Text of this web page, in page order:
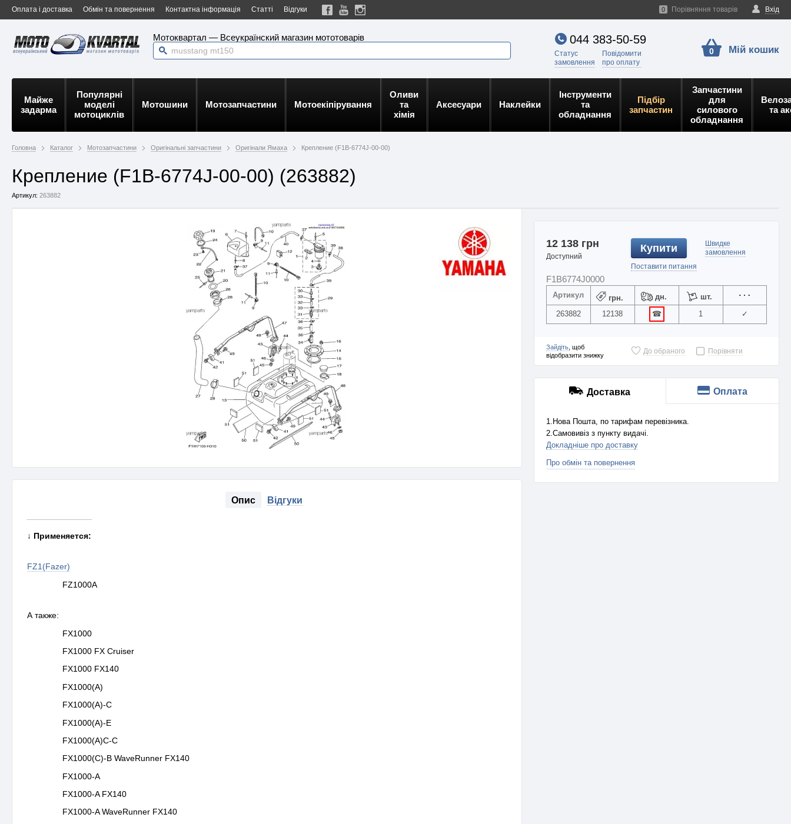
Оплата і доставка Обмін та повернення Контактна інформація Статті Відгуки Вхід
0 Порівняння товарів
Мотоквартал — Всеукраїнский магазин мототоварів 044 383-50-59
Статус
замовлення
Повідомити
про оплату
0 Мій кошик
Майже
задарма
Популярні
моделі
мотоциклів
Мотошини Мотозапчастини Мотоекіпірування
Оливи
та
хімія
Аксесуари Наклейки
Інструменти
та
обладнання
Підбір
запчастин
Запчастини
для
силового
обладнання
та
Головна Каталог Мотозапчастини Оригінальні запчастини Оригінали Ямаха Крепление (F1B-6774J-00-00)
Крепление (F1B-6774J-00-00) (263882)
Артикул: 263882
Опис Відгуки
‾‾‾‾‾‾‾‾‾‾‾‾‾‾‾‾‾‾‾‾‾‾
↓ Применяется:
FZ1(Fazer)
FZ1000A
А также:
FX1000
FX1000 FX Cruiser
FX1000 FX140
FX1000(A)
FX1000(A)-C
FX1000(A)-E
FX1000(A)C-C
FX1000(C)-B WaveRunner FX140
FX1000-A
FX1000-A FX140
FX1000-A WaveRunner FX140
12 138 грн
Доступний
Купити
Поставити питання
Швидке
замовлення
F1B6774J0000
Артикул грн. дн.
шт.
263882
12138 ☎ 1 ✓
Зайдіть, щоб
відобразити знижку
До обраного Порівняти
Доставка Оплата
1.Нова Пошта, по тарифам перевізника.
2.Самовивіз з пункту видачі.
Докладніше про доставку
Про обмін та повернення